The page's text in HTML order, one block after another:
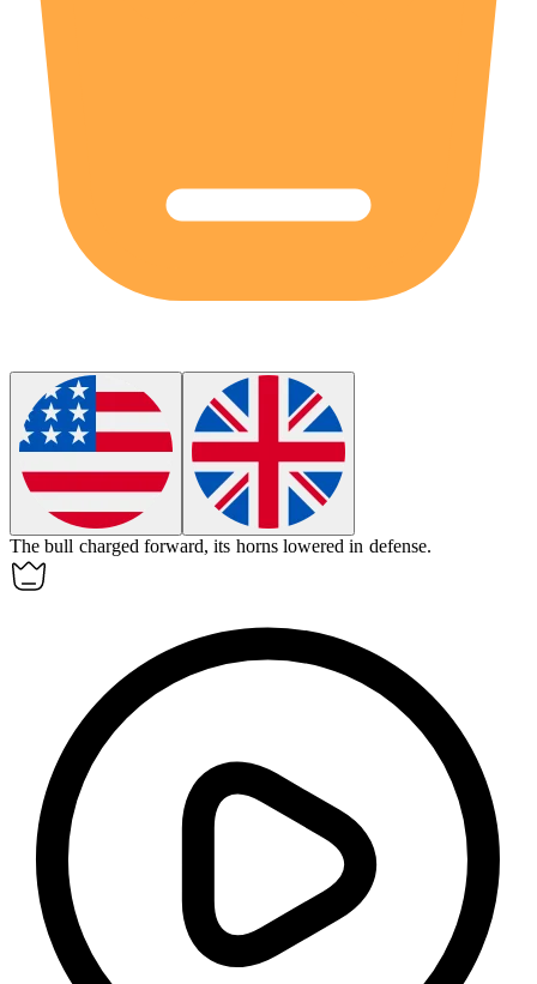
The bull charged forward, its horns lowered in defense.